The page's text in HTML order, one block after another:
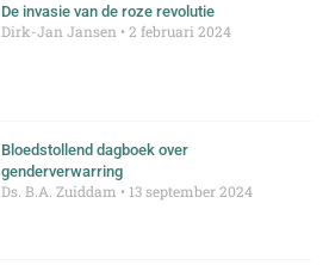
De invasie van de roze revolutie
Dirk-Jan Jansen 2 februari 2024
Bloedstollend dagboek over
genderverwarring
Ds. B.A. Zuiddam 13 september 2024